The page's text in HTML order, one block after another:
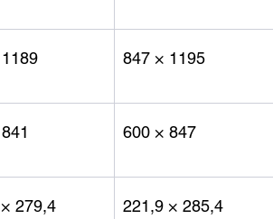
847 × 1195
600 × 847
279,4 221,9 × 285,4